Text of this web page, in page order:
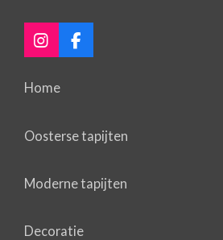
I
n
t
r
F
a
o
Home
Oosterse tapijten
Moderne tapijten
Decoratie